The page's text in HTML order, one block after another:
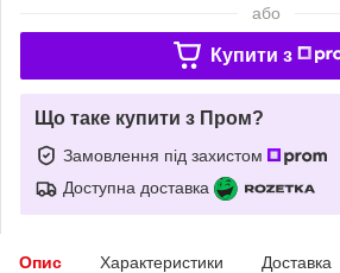
або
Купити з
Що таке купити з Пром?
Замовлення під захистом
Доступна доставка
Опис Характеристики Доставка